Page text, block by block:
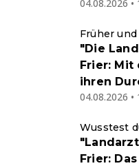
04.08.2026 •
Früher
"Die
Frier: Mit
ihren
04.08.2026 •
Wusstest
Frier: